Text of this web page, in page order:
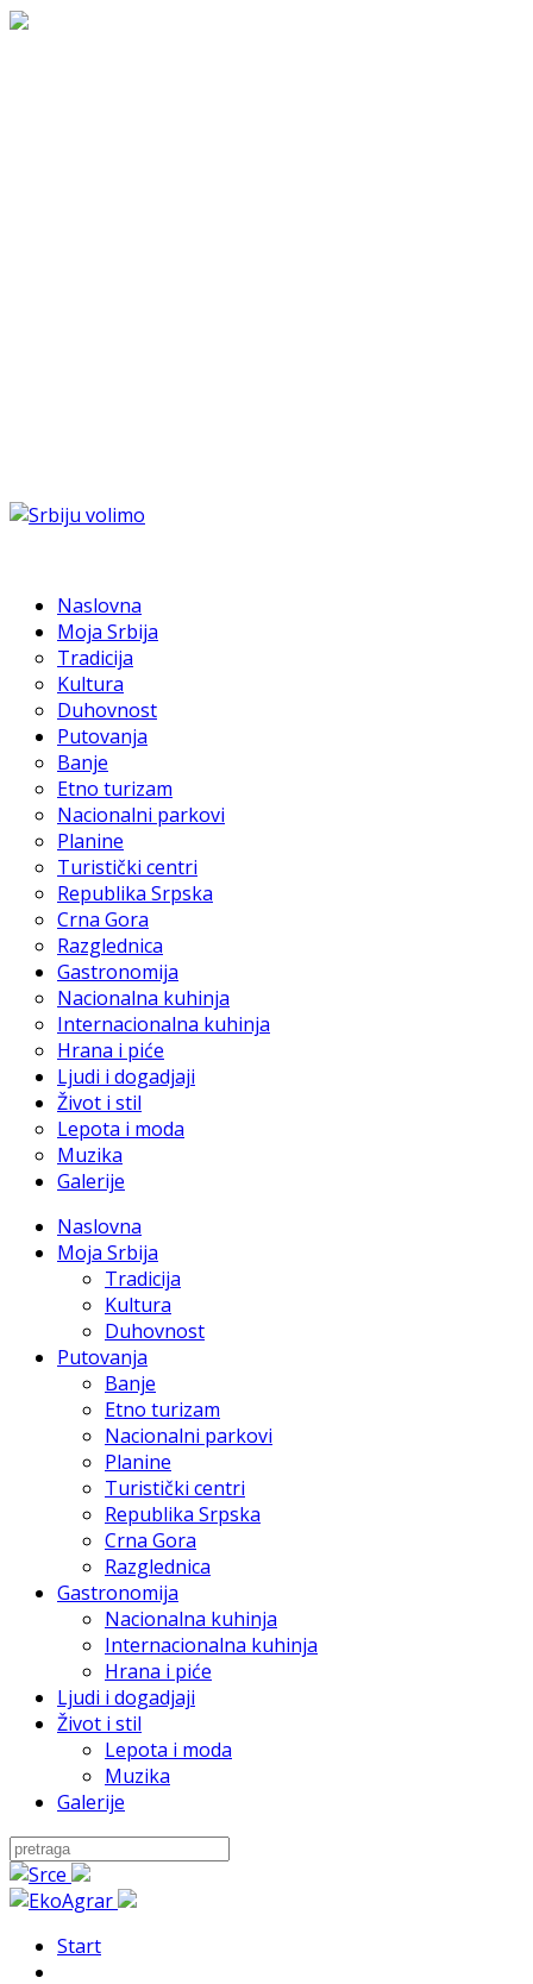
Naslovna
Moja Srbija
Tradicija
Kultura
Duhovnost
Putovanja
Banje
Etno turizam
Nacionalni parkovi
Planine
Turistički centri
Republika Srpska
Crna Gora
Razglednica
Gastronomija
Nacionalna kuhinja
Internacionalna kuhinja
Hrana i piće
Ljudi i dogadjaji
Život i stil
Lepota i moda
Muzika
Galerije
Naslovna
Moja Srbija
Tradicija
Kultura
Duhovnost
Putovanja
Banje
Etno turizam
Nacionalni parkovi
Planine
Turistički centri
Republika Srpska
Crna Gora
Razglednica
Gastronomija
Nacionalna kuhinja
Internacionalna kuhinja
Hrana i piće
Ljudi i dogadjaji
Život i stil
Lepota i moda
Muzika
Galerije
Start